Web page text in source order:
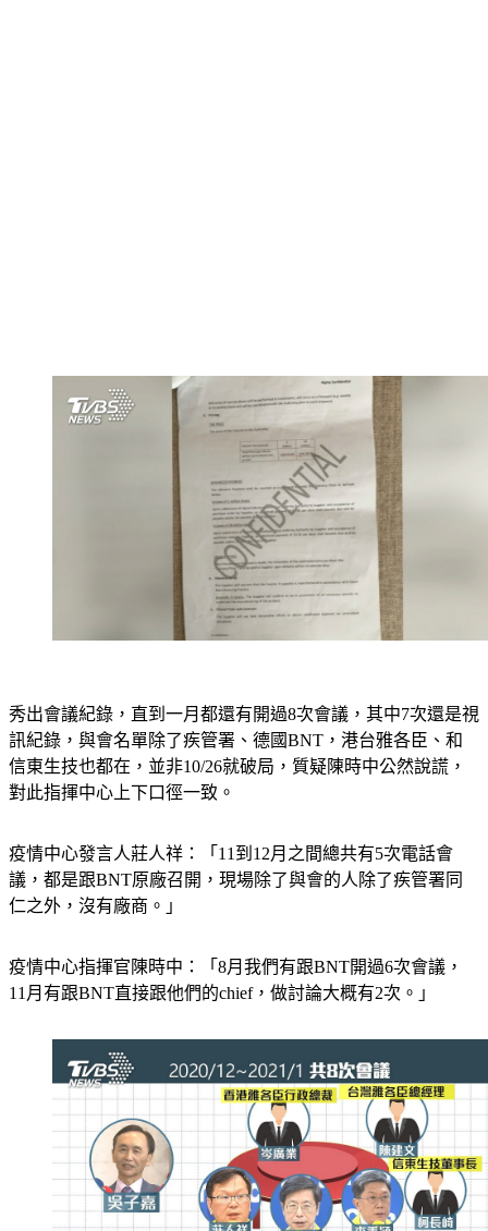
秀出會議紀錄，直到一月都還有開過8次會議，其中7次還是視
訊紀錄，與會名單除了疾管署、德國BNT，港台雅各臣、和
信東生技也都在，並非10/26就破局，質疑陳時中公然說謊，
對此指揮中心上下口徑一致。
疫情中心發言人莊人祥：「11到12月之間總共有5次電話會
議，都是跟BNT原廠召開，現場除了與會的人除了疾管署同
仁之外，沒有廠商。」
疫情中心指揮官陳時中：「8月我們有跟BNT開過6次會議，
11月有跟BNT直接跟他們的chief，做討論大概有2次。」